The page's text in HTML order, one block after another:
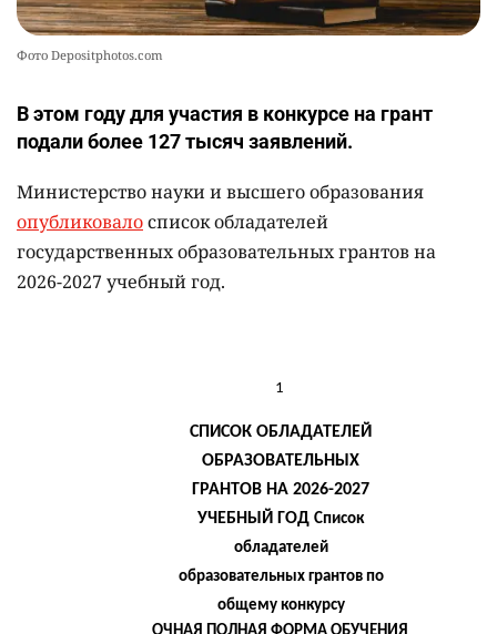
Фото Depositphotos.com
В этом году для участия в конкурсе на грант
подали более 127 тысяч заявлений.
Министерство науки и высшего образования
опубликовалосписок обладателей
государственных образовательных грантов на
2026-2027 учебный год.